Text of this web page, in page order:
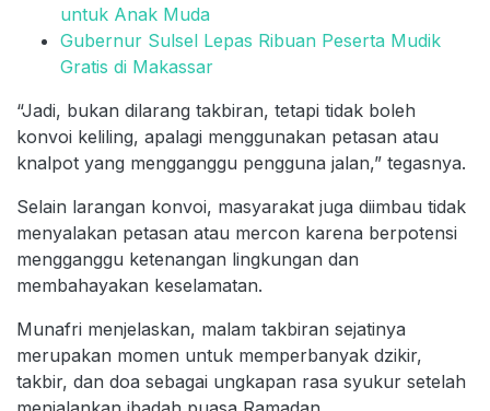
untuk Anak Muda
Gubernur Sulsel Lepas Ribuan Peserta Mudik
Gratis di Makassar
“Jadi, bukan dilarang takbiran, tetapi tidak boleh
konvoi keliling, apalagi menggunakan petasan atau
knalpot yang mengganggu pengguna jalan,” tegasnya.
Selain larangan konvoi, masyarakat juga diimbau tidak
menyalakan petasan atau mercon karena berpotensi
mengganggu ketenangan lingkungan dan
membahayakan keselamatan.
Munafri menjelaskan, malam takbiran sejatinya
merupakan momen untuk memperbanyak dzikir,
takbir, dan doa sebagai ungkapan rasa syukur setelah